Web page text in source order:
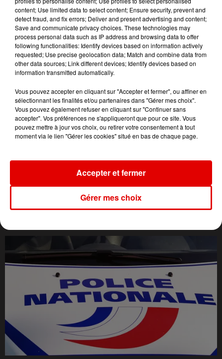
MADONNA
Papa Don't Preach
AMIR
A L'imparfaite
MACKLEMORE & RYAN
LEWIS
Thrift Shop
L'ACTU DES ARDENNES
content; Use limited data to select content; Ensure security, prevent and
detect fraud, and fix errors; Deliver and present advertising and content;
Save and communicate privacy choices. These technologies may
process personal data such as IP address and browsing data to offer
following functionalities: Identify devices based on information actively
requested; Use precise geolocation data; Match and combine data from
other data sources; Link different devices; Identify devices based on
information transmitted automatically.
Vous pouvez accepter en cliquant sur "Accepter et fermer", ou affiner en
sélectionnant les finalités et/ou partenaires dans "Gérer mes choix".
Vous pouvez également refuser en cliquant sur "Continuer sans
accepter". Vos préférences ne s'appliqueront que pour ce site. Vous
pouvez mettre à jour vos choix, ou retirer votre consentement à tout
moment via le lien "Gérer les cookies" situé en bas de chaque page.
Gérer mes choix
Accepter et fermer